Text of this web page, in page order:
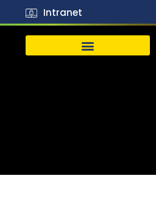
Intranet